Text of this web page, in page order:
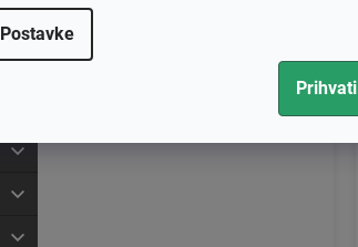
Postavke
Prihvati